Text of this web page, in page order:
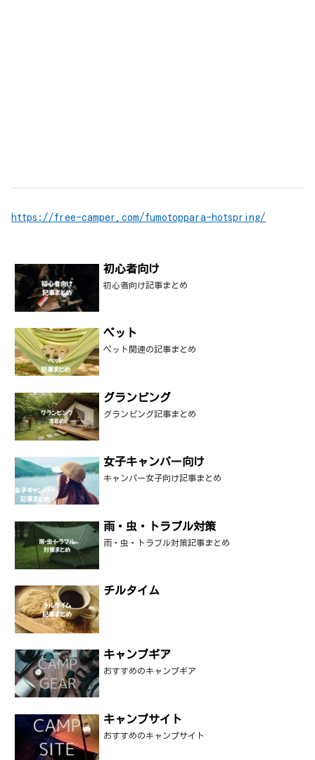
https://free-camper.com/fumotoppara-hotspring/
初心者向け
初心者向け記事まとめ
ペット
ペット関連の記事まとめ
グランピング
グランピング記事まとめ
女子キャンパー向け
キャンパー女子向け記事まとめ
雨・虫・トラブル対策
雨・虫・トラブル対策記事まとめ
チルタイム
キャンプギア
おすすめのキャンプギア
キャンプサイト
おすすめのキャンプサイト